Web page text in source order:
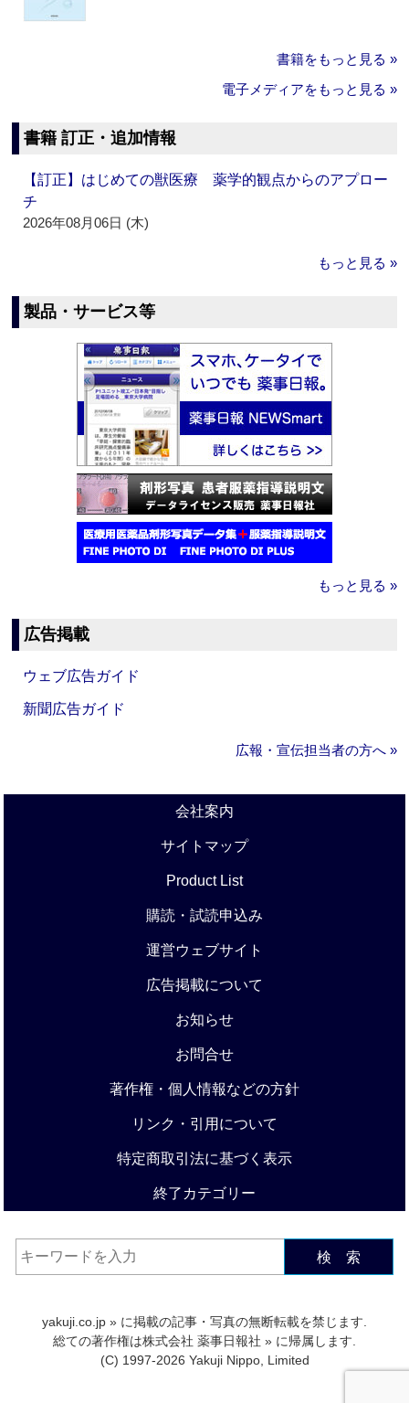
書籍をもっと見る »
電子メディアをもっと見る »
書籍 訂正・追加情報
【訂正】はじめての獣医療 薬学的観点からのアプロー
チ
2026年08月06日 (木)
もっと見る »
製品・サービス等
もっと見る »
広告掲載
ウェブ広告ガイド
新聞広告ガイド
広報・宣伝担当者の方へ »
会社案内
サイトマップ
Product List
購読・試読申込み
運営ウェブサイト
広告掲載について
お知らせ
お問合せ
著作権・個人情報などの方針
リンク・引用について
特定商取引法に基づく表示
終了カテゴリー
検 索
yakuji.co.jp » に掲載の記事・写真の無断転載を禁じます.
総ての著作権は株式会社 薬事日報社 » に帰属します.
(C) 1997-2026 Yakuji Nippo, Limited